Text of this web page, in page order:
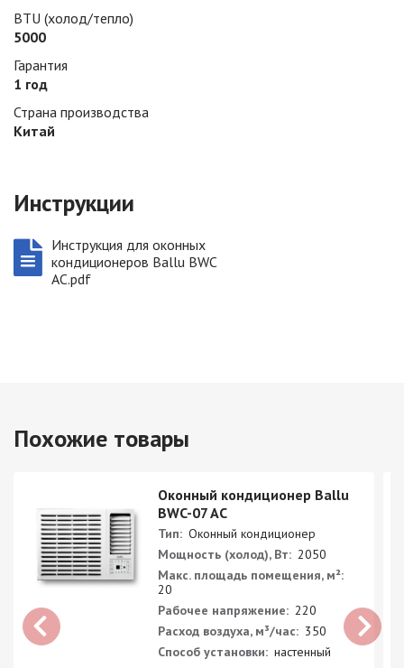
BTU (холод/тепло)
5000
Гарантия
1 год
Страна производства
Китай
Инструкции
Инструкция для оконных
кондиционеров Ballu BWC
AC.pdf
Похожие товары
Оконный кондиционер Ballu
BWC-07 AC
Тип: Оконный кондиционер
Мощность (холод), Вт: 2050
Макс. площадь помещения, м²:
20
Рабочее напряжение: 220
Расход воздуха, м³/час: 350
Способ установки: настенный